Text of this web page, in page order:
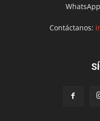
Contáctanos: